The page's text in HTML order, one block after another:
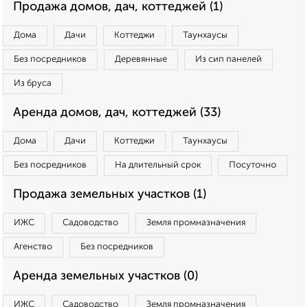
Продажа домов, дач, коттеджей (1)
Дома Дачи Коттеджи Таунхаусы
Без посредников Деревянные Из сип панелей
Из бруса
Аренда домов, дач, коттеджей (33)
Дома Дачи Коттеджи Таунхаусы
Без посредников На длительный срок Посуточно
Продажа земельных участков (1)
ИЖС Садоводство Земля промназначения
Агенство Без посредников
Аренда земельных участков (0)
ИЖС Садоводство Земля промназначения